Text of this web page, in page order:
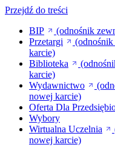
Przejdź do treści
BIP
(odnośnik
Przetargi
karcie)
Biblioteka
karcie)
Wydawnictwo
nowej karcie)
Oferta Dla
Wybory
Wirtualna Uczelnia
nowej karcie)